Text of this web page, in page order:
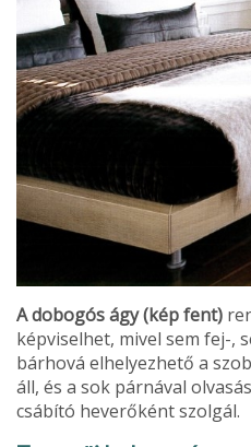
A dobogós ágy (kép fent)
képviselhet, mivel sem fej-,
bárhová elhelyezhető a
áll, és a sok párnával
csábító heverőként szolgál.